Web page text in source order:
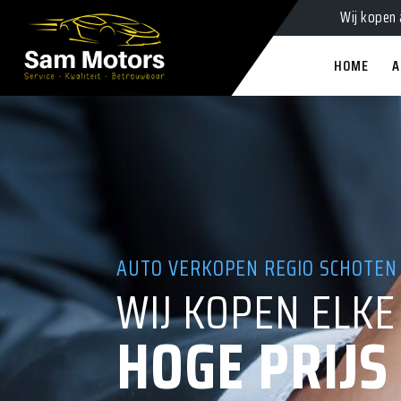
Alle
HOME
AUTO VERKOPEN REGIO SCHOTEN
WIJ KOPEN
HOGE PRIJS
OPZOEK NAAR EEN AUTO
WIJ KOPEN